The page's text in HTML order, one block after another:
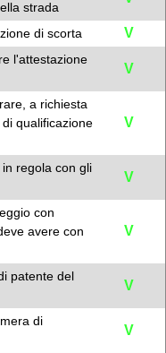
strada
di scorta V
l'attestazione
V
a richiesta
qualificazione
V
regola con gli
V
con
avere con
V
patente del
V
di
V